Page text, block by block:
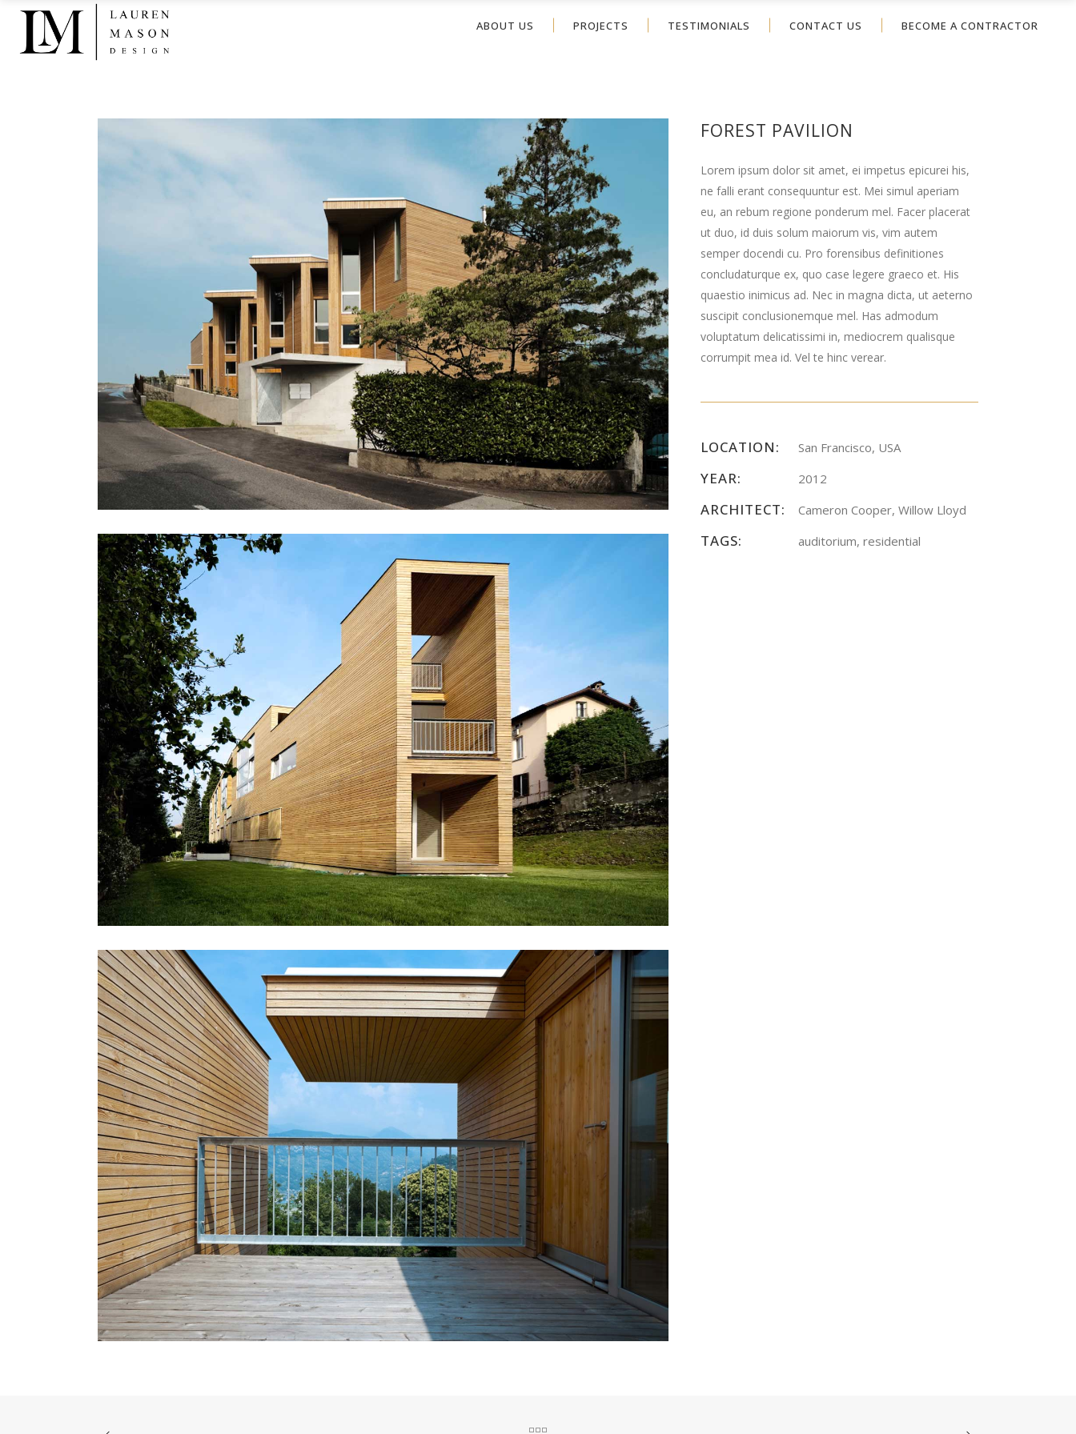
ABOUT US PROJECTS TESTIMONIALS CONTACT US BECOME A CONTRACTOR
FOREST PAVILION
Lorem ipsum dolor sit amet, ei impetus epicurei his,
ne falli erant consequuntur est. Mei simul aperiam
eu, an rebum regione ponderum mel. Facer placerat
ut duo, id duis solum maiorum vis, vim autem
semper docendi cu. Pro forensibus definitiones
concludaturque ex, quo case legere graeco et. His
quaestio inimicus ad. Nec in magna dicta, ut aeterno
suscipit conclusionemque mel. Has admodum
voluptatum delicatissimi in, mediocrem qualisque
corrumpit mea id. Vel te hinc verear.
LOCATION: San Francisco, USA
YEAR: 2012
ARCHITECT: Cameron Cooper, Willow Lloyd
TAGS: auditorium, residential